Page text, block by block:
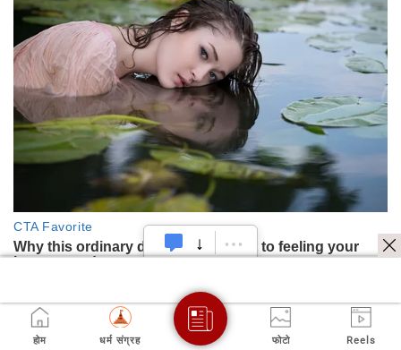
होम धर्म संग्रह फोटो Reels